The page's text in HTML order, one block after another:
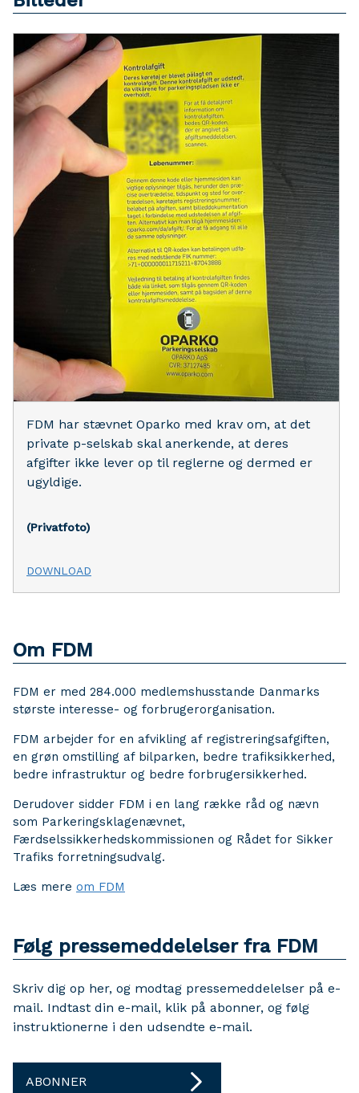
FDM har stævnet Oparko med krav om, at det
private p-selskab skal anerkende, at deres
afgifter ikke lever op til reglerne og dermed er
ugyldige.
(Privatfoto)
DOWNLOAD
Om FDM
FDM er med 284.000 medlemshusstande Danmarks
største interesse- og forbrugerorganisation.
FDM arbejder for en afvikling af registreringsafgiften,
en grøn omstilling af bilparken, bedre trafiksikkerhed,
bedre infrastruktur og bedre forbrugersikkerhed.
Derudover sidder FDM i en lang række råd og nævn
som Parkeringsklagenævnet,
Færdselssikkerhedskommissionen og Rådet for Sikker
Trafiks forretningsudvalg.
Læs mere om FDM
Følg pressemeddelelser fra FDM
Skriv dig op her, og modtag pressemeddelelser på e-
mail. Indtast din e-mail, klik på abonner, og følg
instruktionerne i den udsendte e-mail.
ABONNER